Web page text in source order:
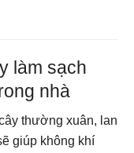
làm sạch
nhà
thường xuân, lan
giúp không khí